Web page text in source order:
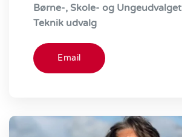
Børne-, Skole- og Ungeudvalget
Teknik udvalg
Email